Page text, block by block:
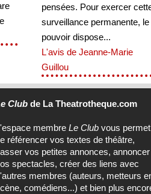
pensées. Pour exercer
surveillance permanente, le
pouvoir dispose...
L'avis de Jeanne-Marie
Guillou
Club de La Theatrotheque.com
membreLe Club vous permet
référencer vos textes de théâtre,
vos petites annonces, annoncer
spectacles, créer des liens avec
membres (auteurs, metteurs
comédiens...) et bien plus